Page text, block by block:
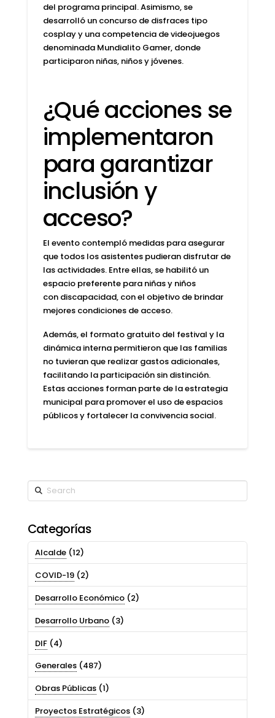
del programa principal. Asimismo, se
desarrolló un concurso de disfraces tipo
cosplay y una competencia de videojuegos
denominada Mundialito Gamer, donde
participaron niñas, niños y jóvenes.
¿Qué acciones se
implementaron
para garantizar
inclusión y
acceso?
El evento contempló medidas para asegurar
que todos los asistentes pudieran disfrutar de
las actividades. Entre ellas, se habilitó un
espacio preferente para niñas y niños
con discapacidad, con el objetivo de brindar
mejores condiciones de acceso.
Además, el formato gratuito del festival y la
dinámica interna permitieron que las familias
no tuvieran que realizar gastos adicionales,
facilitando la participación sin distinción.
Estas acciones forman parte de la estrategia
municipal para promover el uso de espacios
públicos y fortalecer la convivencia social.
Search
Categorías
Alcalde(12)
COVID-19(2)
Desarrollo Económico(2)
Desarrollo Urbano(3)
DIF(4)
Generales(487)
Obras Públicas(1)
Proyectos Estratégicos(3)